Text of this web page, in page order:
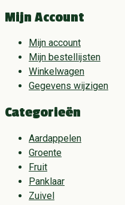
Mijn Account
Mijn account
Mijn bestellijsten
Winkelwagen
Gegevens wijzigen
Categorieën
Aardappelen
Groente
Fruit
Panklaar
Zuivel